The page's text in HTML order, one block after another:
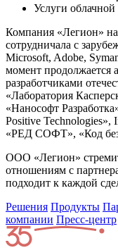
Услуги облачной
Компания «Легион»
сотрудничала с
Microsoft, Adobe,
момент продолжается
разработчиками
«Лаборатория
«Нанософт
Positive
«РЕД СОФТ», «Код
ООО «Легион»
отношениям с
подходит к каждой
Решения Продукты
компании Пресс-центр